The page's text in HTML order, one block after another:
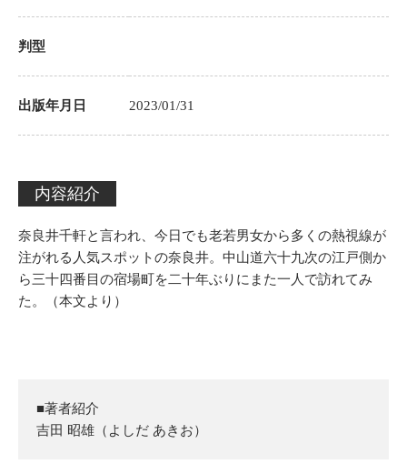
判型
出版年月日 2023/01/31
内容紹介
奈良井千軒と言われ、今日でも老若男女から多くの熱視線が
注がれる人気スポットの奈良井。中山道六十九次の江戸側か
ら三十四番目の宿場町を二十年ぶりにまた一人で訪れてみ
た。（本文より）
■著者紹介
吉田 昭雄（よしだ あきお）